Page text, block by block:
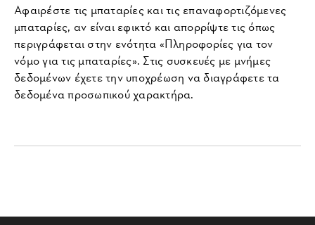
Αφαιρέστε τις μπαταρίες και τις επαναφορτιζόμενες
μπαταρίες, αν είναι εφικτό και απορρίψτε τις όπως
περιγράφεται στην ενότητα «Πληροφορίες για τον
νόμο για τις μπαταρίες». Στις συσκευές με μνήμες
δεδομένων έχετε την υποχρέωση να διαγράφετε τα
δεδομένα προσωπικού χαρακτήρα.